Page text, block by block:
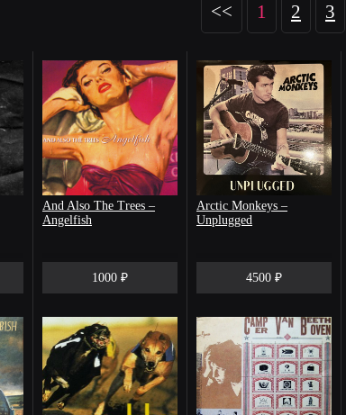
<< 1 2 3
And Also The Trees –
Angelfish
1000 ₽
Arctic Monkeys –
Unplugged
4500 ₽